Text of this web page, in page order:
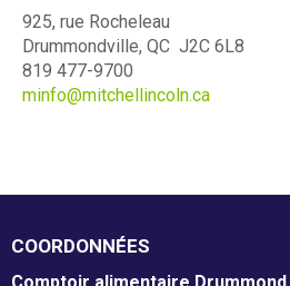
m
e
a
i
Mission et valeurs
Services
Conseil d'administration
Notre équipe
925, rue Rocheleau
Drummondville, QC J2C 6L8
819 477-9700
minfo@mitchellincoln.ca
COORDONNÉES